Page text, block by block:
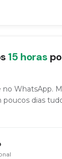
15 horas
no WhatsApp.
poucos dias